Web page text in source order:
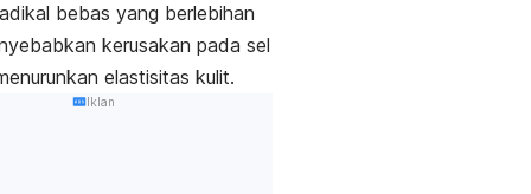
bebas yang berlebihan
kerusakan pada sel
elastisitas kulit.
Iklan